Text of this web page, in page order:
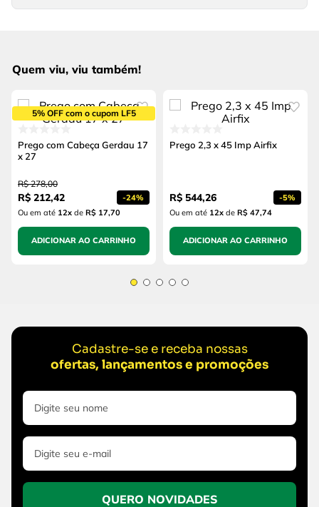
Quem viu, viu também!
5% OFF com o cupom LF5
Prego com Cabeça Gerdau 17
x 27
R$ 278,00
R$ 212,42 -24%
Ou em até 12x de R$ 17,70
ADICIONAR AO CARRINHO
Prego 2,3 x 45 Imp Airfix
R$ 544,26 -5%
Ou em até 12x de R$ 47,74
ADICIONAR AO CARRINHO
Cadastre-se e receba nossas
ofertas, lançamentos e promoções
QUERO NOVIDADES